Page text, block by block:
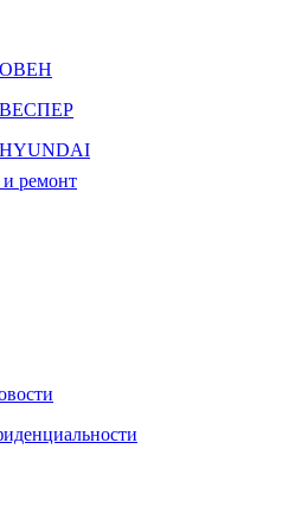
ОВЕН
ВЕСПЕР
HYUNDAI
и ремонт